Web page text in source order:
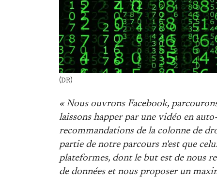
(DR)
« Nous ouvrons Facebook,
laissons happer par une vidéo en
recommandations de la colonne de
partie de notre parcours n'est que
plateformes, dont le but est de nous
de données et nous proposer un